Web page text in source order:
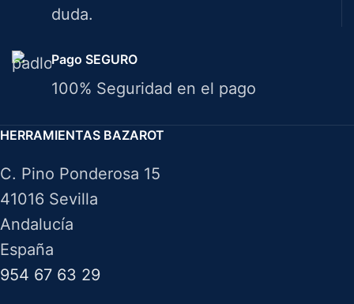
duda.
Pago SEGURO
100% Seguridad en el pago
HERRAMIENTAS BAZAROT
C. Pino Ponderosa 15
41016 Sevilla
Andalucía
España
954 67 63 29